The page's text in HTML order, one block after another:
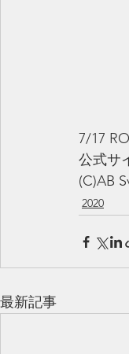
7/17
公式サ
(C)AB
2020
最新記事